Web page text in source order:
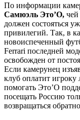
По информации
Самюэль Это’О,
должен состояться
привилегий. Так, в
новоиспеченный
Ferrari последней
освобожден от
Если камерунец
клуб оплатит игроку
помогать Это’О
посещать Россию
возвращаться